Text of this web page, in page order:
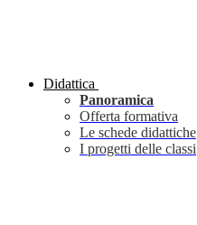
Didattica
Panoramica
Offerta formativa
Le schede didattiche
I progetti delle classi